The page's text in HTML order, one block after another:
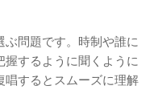
問題です。時制や誰に
するように聞くように
唱するとスムーズに理解